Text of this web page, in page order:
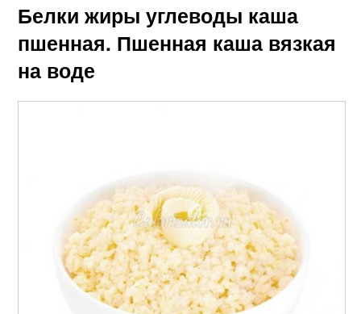
Белки жиры углеводы каша
пшенная. Пшенная каша вязкая
на воде